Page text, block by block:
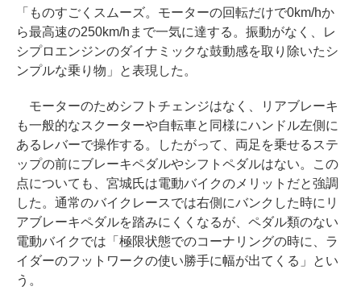
「ものすごくスムーズ。モーターの回転だけで0km/hか
ら最高速の250km/hまで一気に達する。振動がなく、レ
シプロエンジンのダイナミックな鼓動感を取り除いたシ
ンプルな乗り物」と表現した。
モーターのためシフトチェンジはなく、リアブレーキ
も一般的なスクーターや自転車と同様にハンドル左側に
あるレバーで操作する。したがって、両足を乗せるステ
ップの前にブレーキペダルやシフトペダルはない。この
点についても、宮城氏は電動バイクのメリットだと強調
した。通常のバイクレースでは右側にバンクした時にリ
アブレーキペダルを踏みにくくなるが、ペダル類のない
電動バイクでは「極限状態でのコーナリングの時に、ラ
イダーのフットワークの使い勝手に幅が出てくる」とい
う。